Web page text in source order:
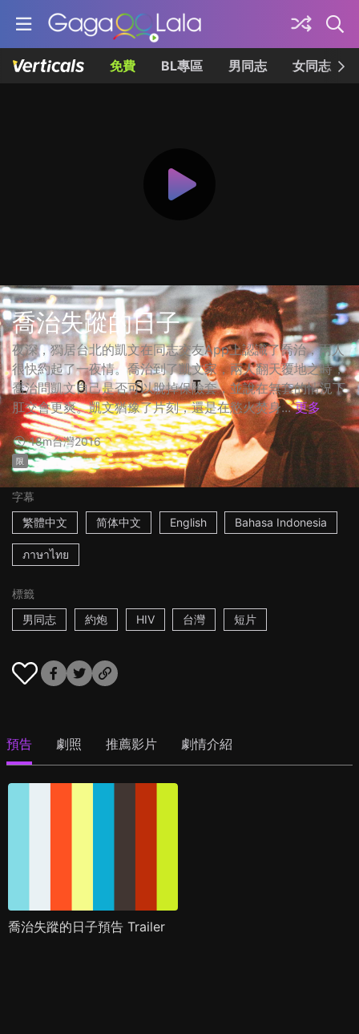
免費 BL專區 男同志 女同志
喬治失蹤的日子
夜深，獨居台北的凱文在同志交友App上認識了喬治，兩人
很快約起了一夜情。喬治到了凱文家，兩人翻天覆地之時，
喬治問凱文自己是否可以脫掉保險套，並說在無套的情況下
肛交會更爽。凱文猶豫了片刻，還是在慾火焚身... 更多
18m台灣2016
限
字幕
繁體中文
简体中文 English Bahasa Indonesia
ภาษาไทย
標籤
男同志
約炮 HIV 台灣 短片
預告 劇照 推薦影片 劇情介紹
喬治失蹤的日子預告 Trailer